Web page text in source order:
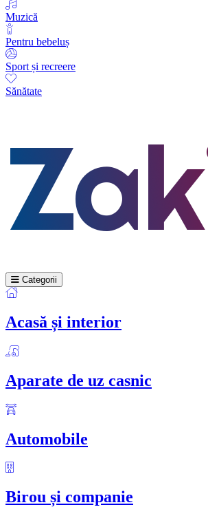
Muzică
Pentru bebeluș
Sport și recreere
Sănătate
Categorii
Acasă și interior
Aparate de uz casnic
Automobile
Birou și companie